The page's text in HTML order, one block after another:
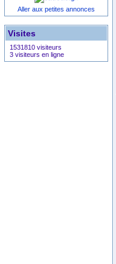
Aller aux petites annonces
Visites
1531810 visiteurs
3 visiteurs en ligne